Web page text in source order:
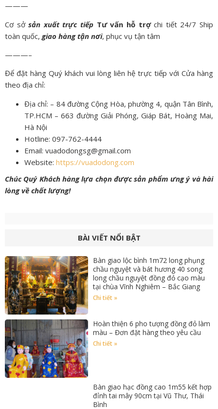
———
Cơ sởsản xuất trực tiếp Tư vấn hỗ trợchi tiết 24/7 Ship
toàn quốc, giao hàng tận nơi, phục vụ tận tâm
———–
Để đặt hàng Quý khách vui lòng liên hệ trực tiếp với Cửa hàng
theo địa chỉ:
Địa chỉ: – 84 đường Cộng Hòa, phường 4, quận Tân Bình,
TP.HCM – 663 đường Giải Phóng, Giáp Bát, Hoàng Mai,
Hà Nội
Hotline: 097-762-4444
Email: vuadodongsg@gmail.com
Website: https://vuadodong.com
Chúc Quý Khách hàng lựa chọn được sản phẩm ưng ý và hài
lòng về chất lượng!
BÀI VIẾT NỔI BẬT
Bàn giao lộc bình 1m72 long phụng
chầu nguyệt và bát hương 40 song
long chầu nguyệt đồng đỏ cạo màu
tại chùa Vĩnh Nghiêm – Bắc Giang
Chi tiết »
Hoàn thiện 6 pho tượng đồng đỏ làm
màu – Đơn đặt hàng theo yêu cầu
Chi tiết »
Bàn giao hạc đồng cao 1m55 kết hợp
đỉnh tai mây 90cm tại Vũ Thư, Thái
Bình